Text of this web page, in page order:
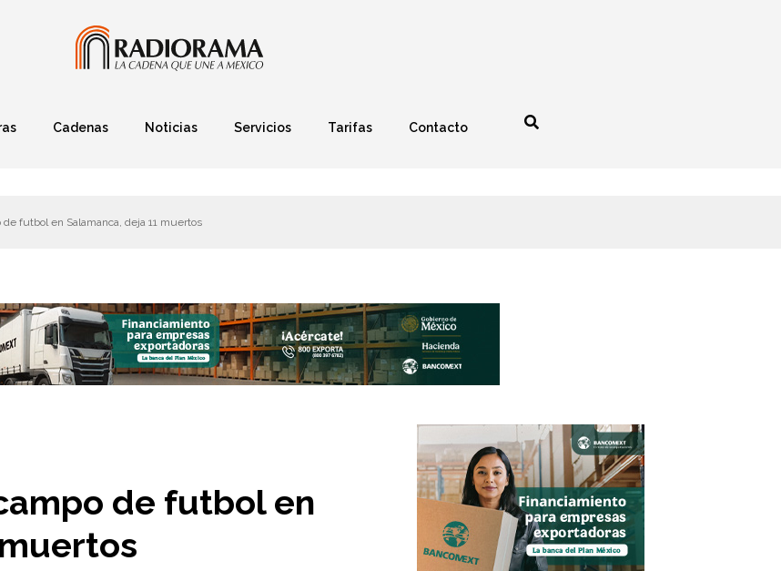
Cadenas Noticias Servicios Tarifas Contacto
futbol en Salamanca, deja 11 muertos
de futbol en